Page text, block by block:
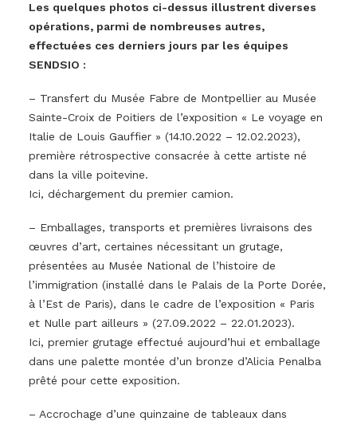
Les quelques photos ci-dessus illustrent diverses
opérations, parmi de nombreuses autres,
effectuées ces derniers jours par les équipes
SENDSIO :
– Transfert du Musée Fabre de Montpellier au Musée
Sainte-Croix de Poitiers de l’exposition « Le voyage en
Italie de Louis Gauffier » (14.10.2022 – 12.02.2023),
première rétrospective consacrée à cette artiste né
dans la ville poitevine.
Ici, déchargement du premier camion.
– Emballages, transports et premières livraisons des
œuvres d’art, certaines nécessitant un grutage,
présentées au Musée National de l’histoire de
l’immigration (installé dans le Palais de la Porte Dorée,
à l’Est de Paris), dans le cadre de l’exposition « Paris
et Nulle part ailleurs » (27.09.2022 – 22.01.2023).
Ici, premier grutage effectué aujourd’hui et emballage
dans une palette montée d’un bronze d’Alicia Penalba
prêté pour cette exposition.
– Accrochage d’une quinzaine de tableaux dans